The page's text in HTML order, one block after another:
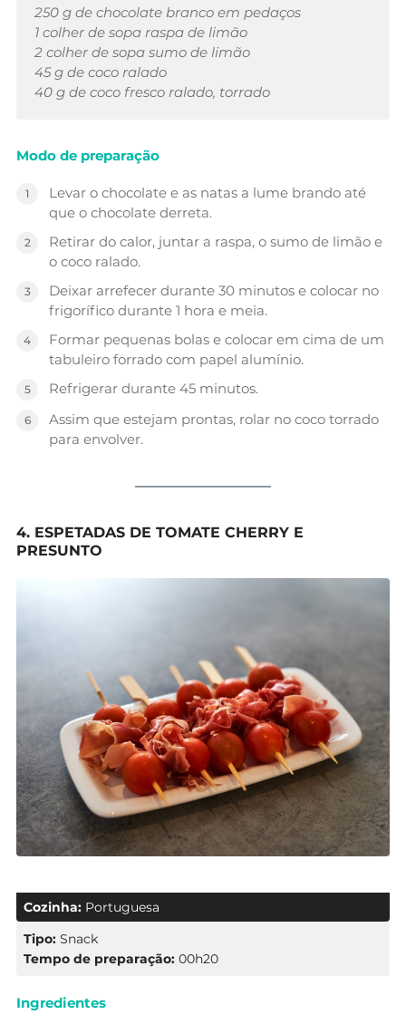
250 g de chocolate branco em pedaços
1 colher de sopa raspa de limão
2 colher de sopa sumo de limão
45 g de coco ralado
40 g de coco fresco ralado, torrado
Modo de preparação
Levar o chocolate e as natas a lume brando até
que o chocolate derreta.
Retirar do calor, juntar a raspa, o sumo de limão e
o coco ralado.
Deixar arrefecer durante 30 minutos e colocar no
frigorífico durante 1 hora e meia.
Formar pequenas bolas e colocar em cima de um
tabuleiro forrado com papel alumínio.
Refrigerar durante 45 minutos.
Assim que estejam prontas, rolar no coco torrado
para envolver.
4. ESPETADAS DE TOMATE CHERRY E
PRESUNTO
Cozinha: Portuguesa
Tipo: Snack
Tempo de preparação: 00h20
Ingredientes